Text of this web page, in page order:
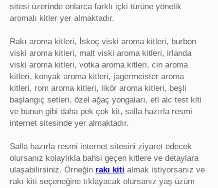
sitesi üzerinde onlarca farklı içki türüne yönelik
aromalı kitler yer almaktadır.
Rakı aroma kitleri, İskoç viski aroma kitleri, burbon
viski aroma kitleri, malt viski aroma kitleri, irlanda
viski aroma kitleri, votka aroma kitleri, cin aroma
kitleri, konyak aroma kitleri, jagermeister aroma
kitleri, rom aroma kitleri, likör aroma kitleri, beşli
başlangıç setleri, özel ağaç yongaları, etl alc test kiti
ve bunun gibi daha pek çok kit, salla hazırla resmi
internet sitesinde yer almaktadır.
Salla hazırla resmi internet sitesini ziyaret edecek
olursanız kolaylıkla bahsi geçen kitlere ve detaylara
ulaşabilirsiniz. Örneğin rakı kiti almak istiyorsanız ve
rakı kiti seçeneğine tıklayacak olursanız yaş üzüm